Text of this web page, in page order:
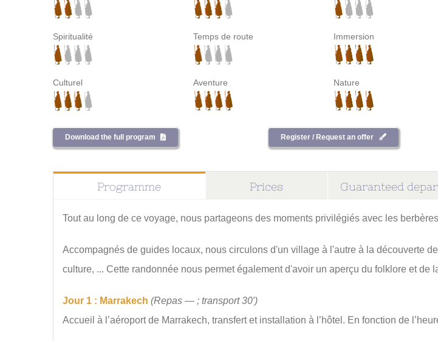
Spiritualité Temps de route Immersion
Culturel Aventure Nature
Download the full program Register / Request an offer
Programme Prices Guaranteed
Tout au long de ce voyage, nous partageons des moments privilégiés avec les
Accompagnés de guides locaux, nous circulons d'un village à l'autre à la découverte
culture, ... Cette randonnée nous permet également d'avoir un aperçu du folklore et de
Jour 1 : Marrakech (Repas — ; transport 30′)
Accueil à l’aéroport de Marrakech, transfert et installation à l’hôtel. En fonction de